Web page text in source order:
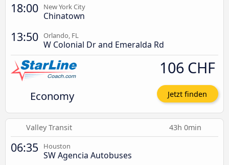
18:00 New York City
Chinatown
13:50 Orlando, FL
W Colonial Dr and Emeralda Rd
Economy
106 CHF
Jetzt finden
Valley Transit 43h 0min
06:35 Houston
SW Agencia Autobuses